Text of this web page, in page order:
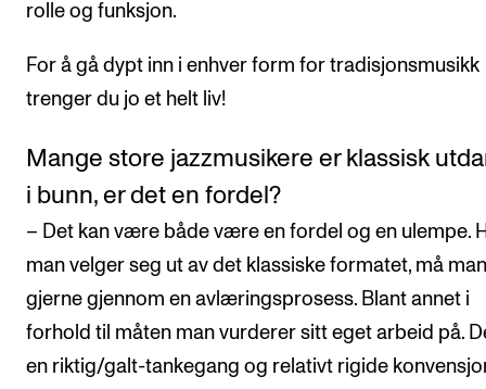
rolle og funksjon.
For å gå dypt inn i enhver form for tradisjonsmusikk
trenger du jo et helt liv!
Mange store jazzmusikere er klassisk
i bunn, er det en fordel?
– Det kan være både være en fordel og en ulempe.
man velger seg ut av det klassiske formatet, må man
gjerne gjennom en avlæringsprosess. Blant annet i
forhold til måten man vurderer sitt eget arbeid på.
en riktig/galt-tankegang og relativt rigide